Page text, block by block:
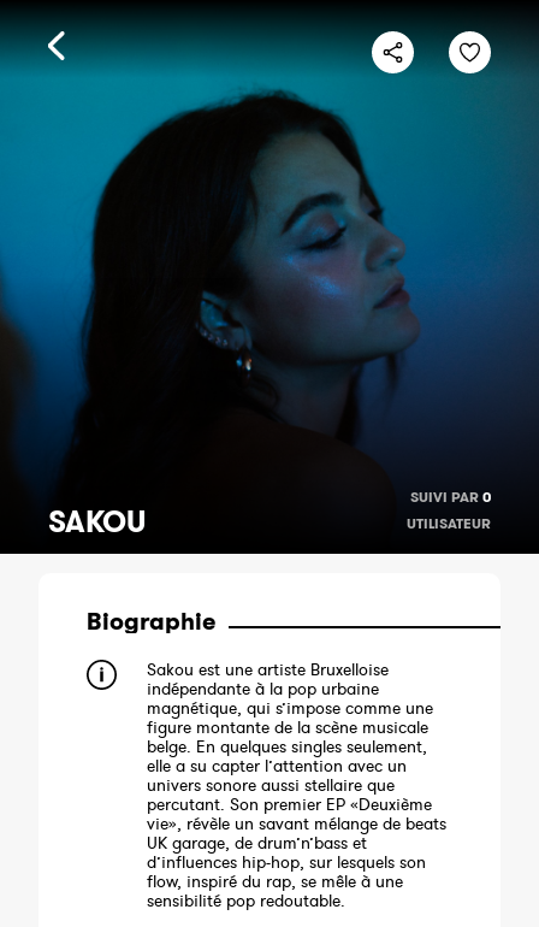
SAKOU
SUIVI PAR 0
UTILISATEUR
Biographie
Sakou est une artiste Bruxelloise
indépendante à la pop urbaine
magnétique, qui s’impose comme une
figure montante de la scène musicale
belge. En quelques singles seulement,
elle a su capter l’attention avec un
univers sonore aussi stellaire que
percutant. Son premier EP «Deuxième
vie», révèle un savant mélange de beats
UK garage, de drum’n’bass et
d’influences hip-hop, sur lesquels son
flow, inspiré du rap, se mêle à une
sensibilité pop redoutable.